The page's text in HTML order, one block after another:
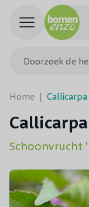
Ga naar de inhoud
Home |
Schoonvrucht